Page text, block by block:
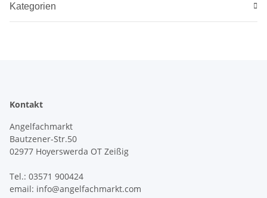
Kategorien
Kontakt
Angelfachmarkt
Bautzener-Str.50
02977 Hoyerswerda OT Zeißig
Tel.: 03571 900424
email: info@angelfachmarkt.com